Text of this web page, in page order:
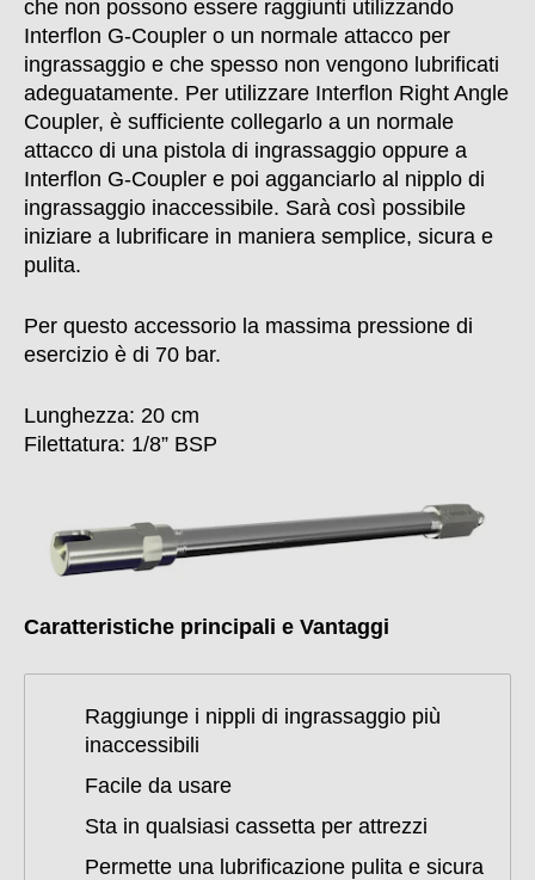
che non possono essere raggiunti utilizzando
Interflon G-Coupler o un normale attacco per
ingrassaggio e che spesso non vengono lubrificati
adeguatamente. Per utilizzare Interflon Right Angle
Coupler, è sufficiente collegarlo a un normale
attacco di una pistola di ingrassaggio oppure a
Interflon G-Coupler e poi agganciarlo al nipplo di
ingrassaggio inaccessibile. Sarà così possibile
iniziare a lubrificare in maniera semplice, sicura e
pulita.
Per questo accessorio la massima pressione di
esercizio è di 70 bar.
Lunghezza: 20 cm
Filettatura: 1/8” BSP
Caratteristiche principali e Vantaggi
Raggiunge i nippli di ingrassaggio più
inaccessibili
Facile da usare
Sta in qualsiasi cassetta per attrezzi
Permette una lubrificazione pulita e sicura